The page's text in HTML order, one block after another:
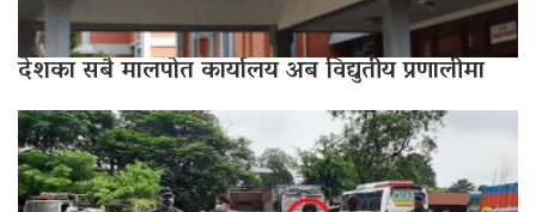
देशका सबै मालपोत कार्यालय अब विद्युतीय प्रणालीमा